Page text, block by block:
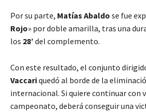
Por su parte, Matías Abaldo se fue
Rojo» por doble amarilla, tras una
los 28’ del complemento.
Con este resultado, el conjunto
Vaccariquedó al borde de la
internacional. Si quiere continuar con
campeonato, deberá conseguir una